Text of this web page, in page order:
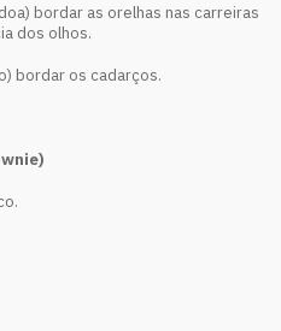
bordar as orelhas nas carreiras
dos olhos.
bordar os cadarços.